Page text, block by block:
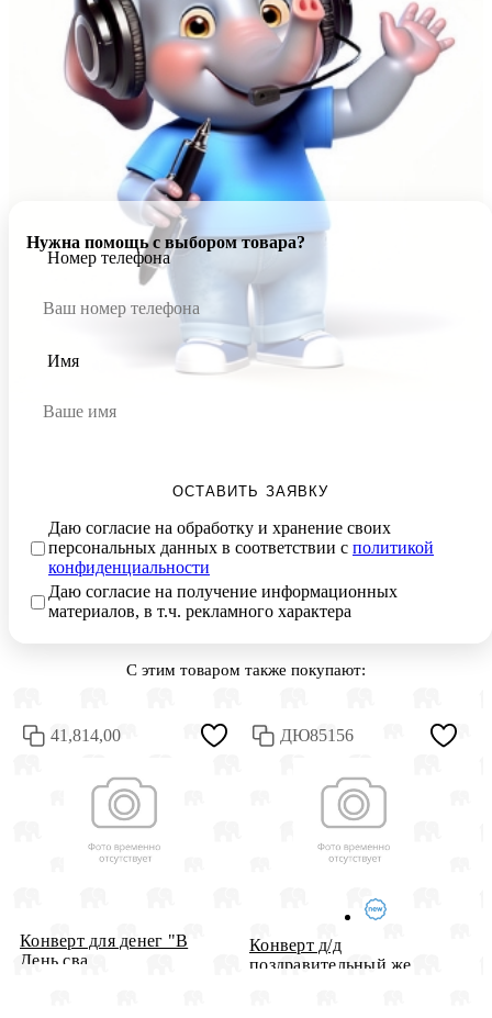
Нужна помощь с выбором товара?
Номер телефона
Имя
ОСТАВИТЬ ЗАЯВКУ
Даю согласие на обработку и хранение своих
персональных данных в соответствии с политикой
конфиденциальности
Даю согласие на получение информационных
материалов, в т.ч. рекламного характера
С этим товаром также покупают:
41,814,00
Конверт для денег "В
День сва...
ДЮ85156
Конверт д/д
поздравительный же...